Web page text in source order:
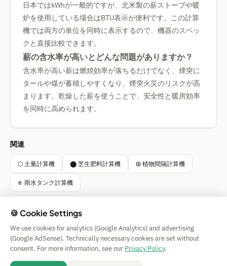
日本ではkWhが一般的ですが、北米製の薪ストーブや暖
炉を使用している場合はBTU表示が便利です。この計算
機では両方の単位を同時に表示するので、機器のスペッ
クと直接比較できます。
薪の含水率が高いとどんな問題がありますか？
含水率が高い薪は燃焼効率が落ちるだけでなく、煙突に
タールや煤が蓄積しやすくなり、煙突火災のリスクが高
まります。乾燥した薪を使うことで、安全性と暖房効率
を同時に高められます。
関連
⬡ 土量計算機 ⬤ 芝生肥料計算機 ⊞ 植物間隔計算機
⊕ 雨水タンク計算機
Simple Calculator
Impressum
| Privacy | Terms |
🍪 Cookies
🍪 Cookie Settings
We use cookies for analytics (Google Analytics) and advertising
(Google AdSense). Technically necessary cookies are set without
consent. For more information, see our Privacy Policy.